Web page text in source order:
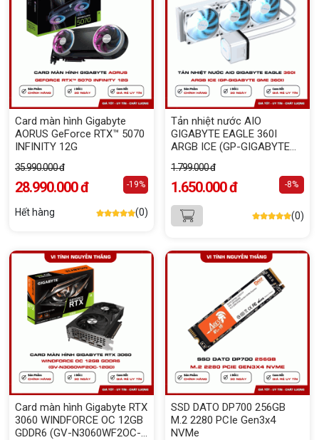
Card màn hình Gigabyte
AORUS GeForce RTX™ 5070
INFINITY 12G
35.990.000 đ
28.990.000 đ -19%
Hết hàng (0)
Tản nhiệt nước AIO
GIGABYTE EAGLE 360I
ARGB ICE (GP-GIGABYTE
1.799.000 đ
1.650.000 đ -8%
(0)
Card màn hình Gigabyte RTX
3060 WINDFORCE OC 12GB
GDDR6 (GV-N3060WF2OC-
SSD DATO DP700 256GB
M.2 2280 PCIe Gen3x4
NVMe